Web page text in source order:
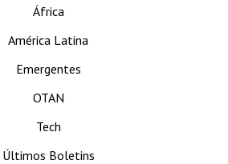
África
América Latina
Emergentes
OTAN
Tech
Últimos Boletins